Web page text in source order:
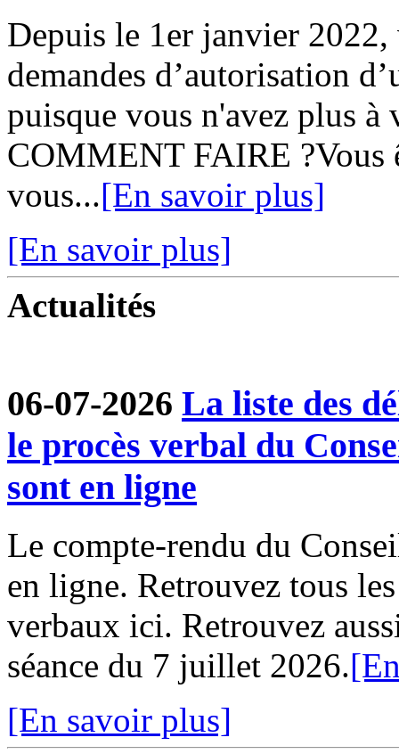
Depuis le 1er janvier
demandes d’autorisation
puisque vous n'avez plus à
COMMENT FAIRE ?Vous
vous...[En savoir plus]
[En savoir plus]
Actualités
06-07-2026 La liste des
le procès verbal du
sont en ligne
Le compte-rendu du
en ligne. Retrouvez tous
verbaux ici. Retrouvez
séance du 7 juillet 2026.
[En savoir plus]